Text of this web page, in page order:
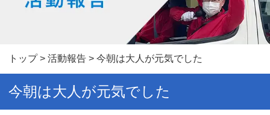
トップ> 活動報告 > 今朝は大人が元気でした
今朝は大人が元気でした